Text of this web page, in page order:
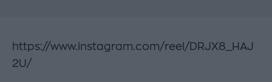
https://www.instagram.com/reel/DRJX8_HAJ
2U/